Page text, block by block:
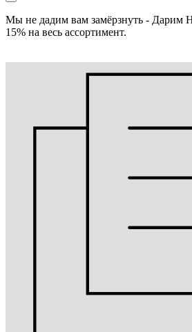
Мы не дадим вам замёрзнуть - Дарим
15% на весь ассортимент.